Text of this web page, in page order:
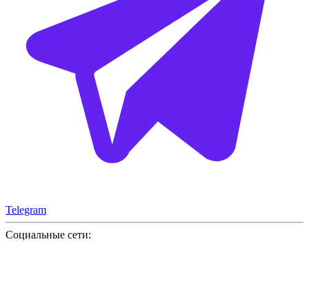
Telegram
Социальные сети: